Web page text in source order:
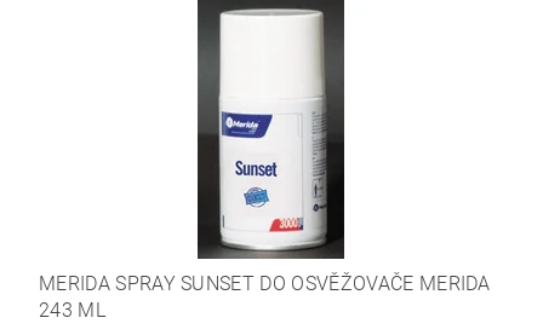
MERIDA SPRAY SUNSET DO OSVĚŽOVAČE MERIDA
243 ML